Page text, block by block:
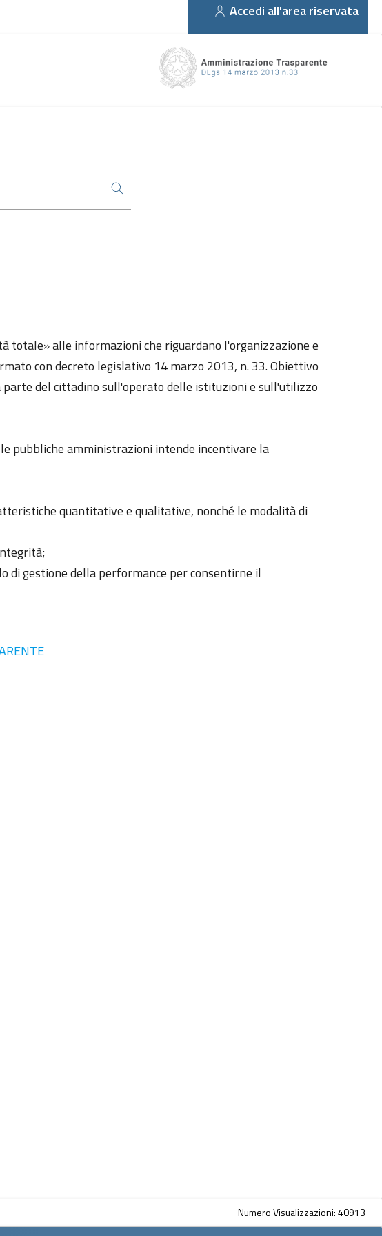
Accedi all'area riservata
totale» alle informazioni che riguardano l'organizzazione e
con decreto legislativo 14 marzo 2013, n. 33. Obiettivo
del cittadino sull'operato delle istituzioni e sull'utilizzo
pubbliche amministrazioni intende incentivare la
quantitative e qualitative, nonché le modalità di
di gestione della performance per consentirne il
Numero Visualizzazioni: 40913